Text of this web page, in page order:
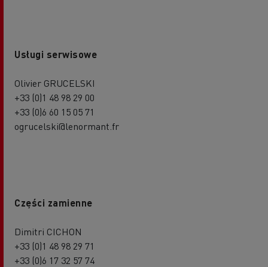
Usługi serwisowe
Olivier GRUCELSKI
+33 (0)1 48 98 29 00
+33 (0)6 60 15 05 71
ogrucelski@lenormant.fr
Części zamienne
Dimitri CICHON
+33 (0)1 48 98 29 71
+33 (0)6 17 32 57 74